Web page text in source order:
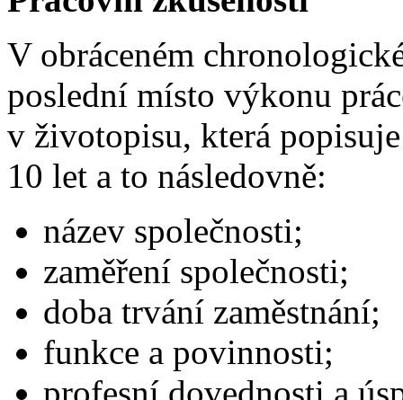
V obráceném
poslední místo výkonu
v životopisu, která
10 let a to následovně:
název společnosti;
zaměření společnosti;
doba trvání zaměstnání;
funkce a povinnosti;